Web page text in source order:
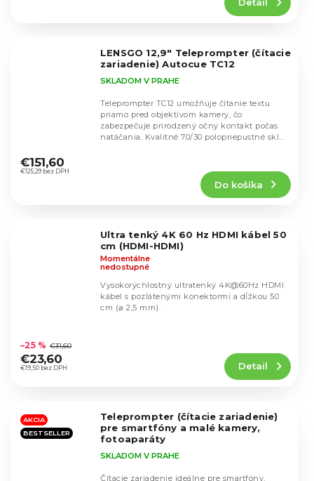
LENSGO 12,9" Teleprompter (čítacie
zariadenie) Autocue TC12
hodnotenie
produktu
SKLADOM V PRAHE
€125,29 bez DPH
€151,60
Do košíka
Teleprompter TC12 umožňuje čítanie textu
priamo pred objektívom kamery, čo
zabezpečuje prirodzený očný kontakt počas
natáčania. Kvalitné 70/30 polopriepustné sklo
Ultra tenký 4K 60 Hz HDMI kábel 50
cm (HDMI-HDMI)
hodnotenie
produktu
je
hviezdičiek.
Momentálne
nedostupné
€19,50 bez DPH
–25 % €31,60
€23,60 Detail
Vysokorýchlostný ultratenký 4K@60Hz HDMI
kábel s pozlátenými konektormi a dĺžkou 50
cm (⌀ 2,5 mm).
AKCIA
BESTSELLER
Teleprompter (čítacie zariadenie)
pre smartfóny a malé kamery,
fotoaparáty
SKLADOM V PRAHE
Čítacie zariadenie ideálne pre smartfóny,